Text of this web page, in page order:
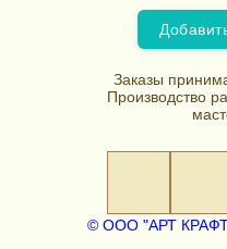
Заказы
Производство
© ООО "АРТ